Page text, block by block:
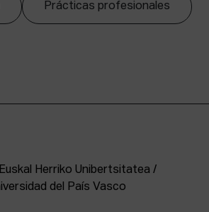
Prácticas profesionales